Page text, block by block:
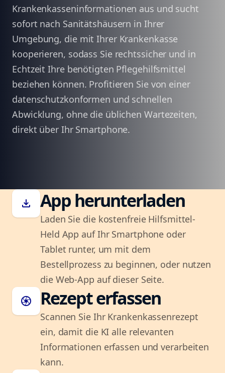
Krankenkasseninformationen aus und sucht
sofort nach Sanitätshäusern in Ihrer
Umgebung, die mit Ihrer Krankenkasse
kooperieren, sodass Sie rechtssicher und in
Echtzeit Ihre benötigten Pflegehilfsmittel
beziehen können. Profitieren Sie von einer
datenschutzkonformen und schnellen
Abwicklung, ohne die üblichen Wartezeiten,
direkt über Ihr Smartphone.
download App herunterladen
Laden Sie die kostenfreie Hilfsmittel-
Held App auf Ihr Smartphone oder
Tablet runter, um mit dem
Bestellprozess zu beginnen, oder nutzen
die Web-App auf dieser Seite.
camera Rezept erfassen
Scannen Sie Ihr Krankenkassenrezept
ein, damit die KI alle relevanten
Informationen erfassen und verarbeiten
kann.